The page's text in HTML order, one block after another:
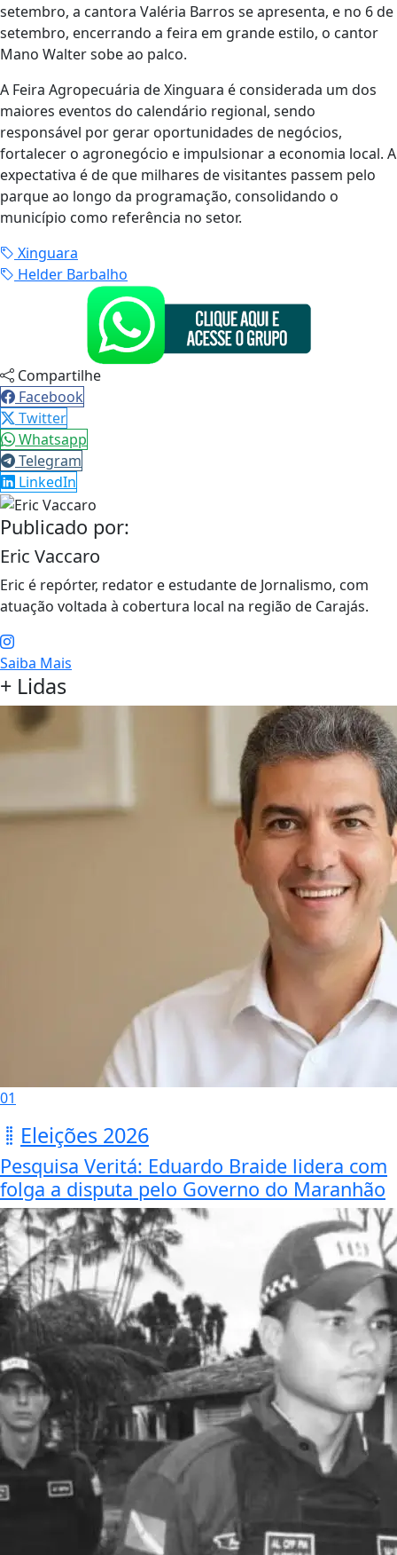
setembro, a cantora Valéria Barros se apresenta, e no 6 de
setembro, encerrando a feira em grande estilo, o cantor
Mano Walter sobe ao palco.
A Feira Agropecuária de Xinguara é considerada um dos
maiores eventos do calendário regional, sendo
responsável por gerar oportunidades de negócios,
fortalecer o agronegócio e impulsionar a economia local. A
expectativa é de que milhares de visitantes passem pelo
parque ao longo da programação, consolidando o
município como referência no setor.
Xinguara
Helder Barbalho
Compartilhe
Facebook
Twitter
Whatsapp
Telegram
LinkedIn
Publicado por:
Eric Vaccaro
Eric é repórter, redator e estudante de Jornalismo, com
atuação voltada à cobertura local na região de Carajás.
Saiba Mais
+ Lidas
01
Eleições 2026
Pesquisa Veritá: Eduardo Braide lidera com
folga a disputa pelo Governo do Maranhão